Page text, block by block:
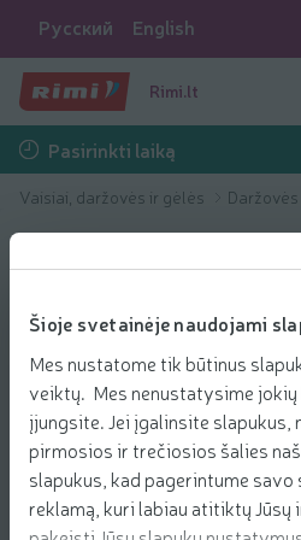
Šioje svetainėje naudojami
Mes nustatome tik būtinus
veiktų. Mes nenustatysime
įjungsite. Jei įgalinsite slapukus,
pirmosios ir trečiosios šalies
slapukus, kad pagerintume
reklamą, kuri labiau atitiktų Jūsų
Русский English
Rimi.lt
Pasirinkti laiką
Vaisiai, daržovės ir gėlės